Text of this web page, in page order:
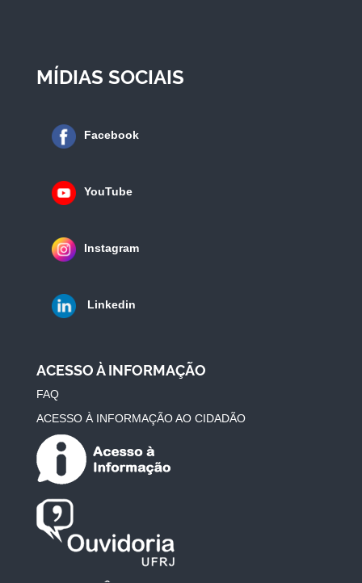
MÍDIAS SOCIAIS
Facebook
YouTube
Instagram
Linkedin
ACESSO À INFORMAÇÃO
FAQ
ACESSO À INFORMAÇÃO AO CIDADÃO